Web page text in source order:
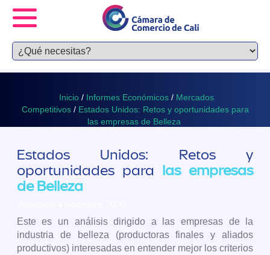
Inicio / Informes Económicos / Mercados
Competitivos / Estados Unidos: Retos y oportunidades para
las empresas de Belleza
Estados Unidos: Retos y
oportunidades para las empresas
de Belleza
Este es un análisis dirigido a las empresas de la
industria de belleza (productoras finales y aliados
productivos) interesadas en entender mejor los criterios